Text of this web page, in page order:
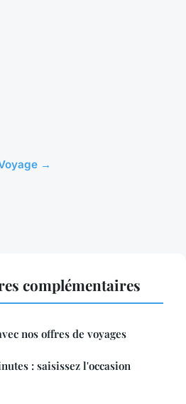
→
complémentaires
nos offres de voyages
: saisissez l'occasion